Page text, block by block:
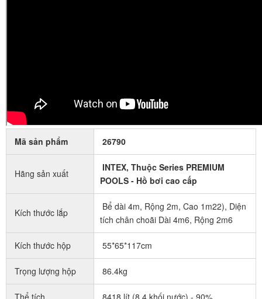
Mã sản phẩm 26790
Hãng sản xuất
INTEX, Thuộc Series PREMIUM
POOLS - Hồ bơi cao cấp
Kích thước lắp
Bể dài 4m, Rộng 2m, Cao 1m22), Diện
tích chân choãi Dài 4m6, Rộng 2m6
Kích thước hộp 55*65*117cm
Trọng lượng hộp 86.4kg
Thể tích 8418 lít (8.4 khối nước) - 90%